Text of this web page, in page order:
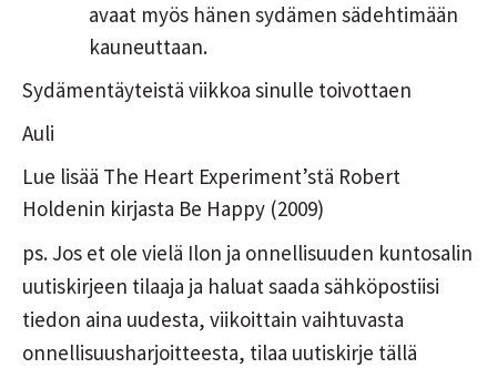
avaat myös hänen sydämen sädehtimään
kauneuttaan.
Sydämentäyteistä viikkoa sinulle toivottaen
Auli
Lue lisää The Heart Experiment’stä Robert
Holdenin kirjasta Be Happy (2009)
ps. Jos et ole vielä Ilon ja onnellisuuden kuntosalin
uutiskirjeen tilaaja ja haluat saada sähköpostiisi
tiedon aina uudesta, viikoittain vaihtuvasta
onnellisuusharjoitteesta, tilaa uutiskirje tällä